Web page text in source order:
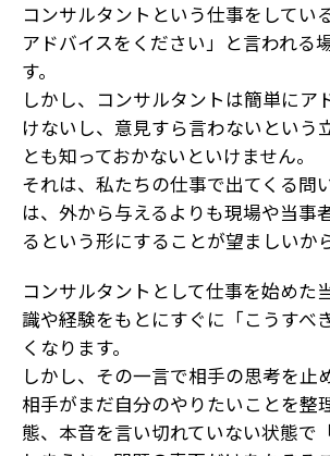
コンサルタントという仕事をしてい
アドバイスをください」と言われる
す。
しかし、コンサルタントは簡単にア
けないし、意見すら言わないという
とも知っておかないといけません。
それは、私たちの仕事で出てくる問
は、外から与えるよりも現場や当事
るという形にすることが望ましいから
コンサルタントとして仕事を始めた
識や経験をもとにすぐに「こうすべ
くなります。
しかし、その一言で相手の思考を止
相手がまだ自分のやりたいことを整
態、本音を言い切れていない状態で